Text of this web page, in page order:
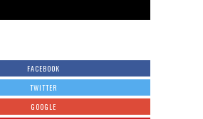
FACEBOOK
TWITTER
GOOGLE